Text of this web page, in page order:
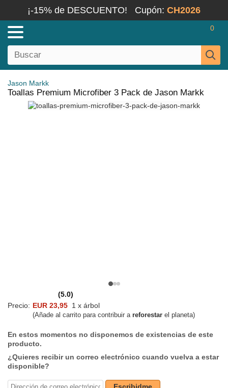
¡-15% de DESCUENTO! Cupón: CH2026
0
Jason Markk
Toallas Premium Microfiber 3 Pack de Jason Markk
(5.0)
Precio: EUR 23,95 1 x árbol
(Añade al carrito para contribuir a reforestar el planeta)
En estos momentos no disponemos de existencias de este
producto.
¿Quieres recibir un correo electrónico cuando vuelva a estar
disponible?